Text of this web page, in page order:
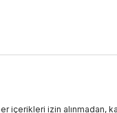
içerikleri izin alınmadan,